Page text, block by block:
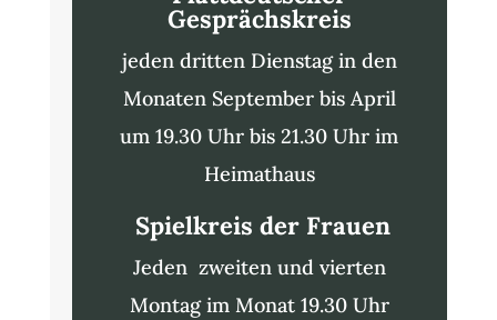
Gesprächskreis
jeden dritten Dienstag in den
Monaten September bis April
um 19.30 Uhr bis 21.30 Uhr im
Heimathaus
Spielkreis der Frauen
Jeden zweiten und vierten
Montag im Monat 19.30 Uhr